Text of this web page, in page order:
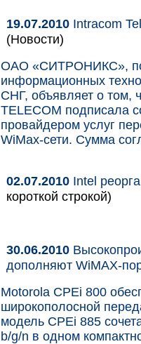
19.07.2010 Intracom
(Новости)
ОАО «СИТРОНИКС»,
информационных
СНГ, объявляет о том,
TELECOM подписала
провайдером услуг
WiMax-сети. Сумма
02.07.2010 Intel
короткой строкой)
30.06.2010
дополняют WiMAX-
Motorola CPEi 800
широкополосной
модель CPEi 885
b/g/n в одном